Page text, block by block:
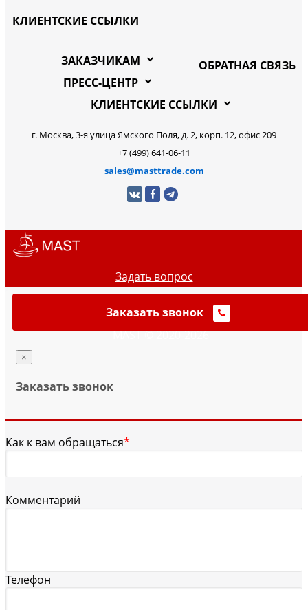
КЛИЕНТСКИЕ ССЫЛКИ
ОБРАТНАЯ СВЯЗЬ
ЗАКАЗЧИКАМ
ПРЕСС-ЦЕНТР
КЛИЕНТСКИЕ ССЫЛКИ
г. Москва, 3-я улица Ямского Поля, д. 2, корп. 12, офис 209
+7 (499) 641-06-11
sales@masttrade.com
Задать вопрос
Заказать звонок
MAST © 2020-2026
×
Заказать звонок
Как к вам обращаться*
Комментарий
Телефон